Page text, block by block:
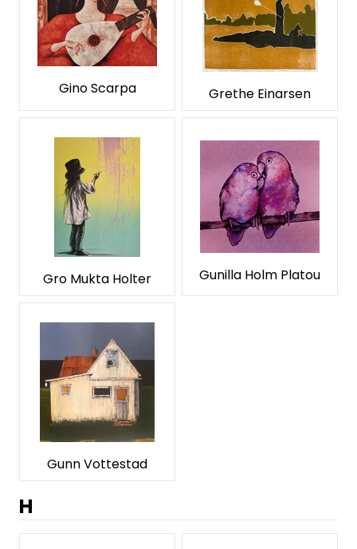
Gino Scarpa Grethe Einarsen
Gro Mukta Holter Gunilla Holm Platou
Gunn Vottestad
H